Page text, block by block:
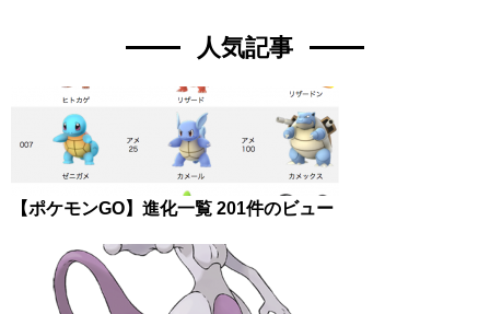
人気記事
【ポケモンGO】進化一覧 201件のビュー